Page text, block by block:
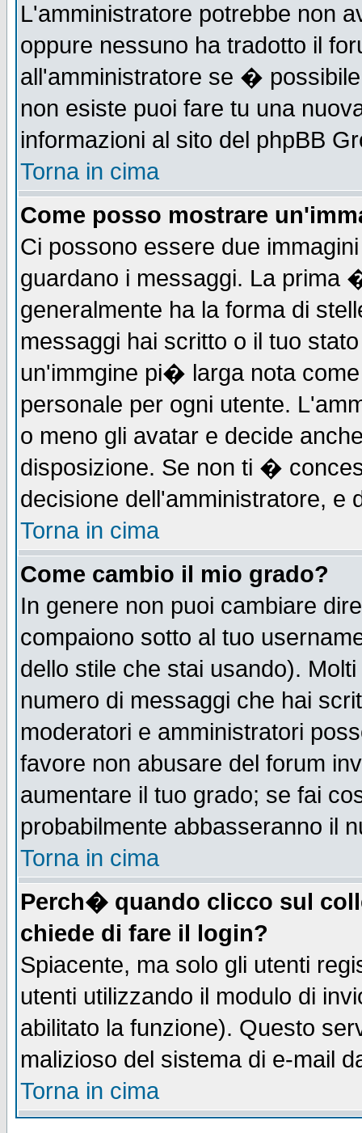
L'amministratore potrebbe non
oppure nessuno ha tradotto il
all'amministratore se �
non esiste puoi fare tu una
informazioni al sito del phpBB
Torna in cima
Come posso mostrare
Ci possono essere due
guardano i messaggi. La prima
generalmente ha la forma di
messaggi hai scritto o il tuo
un'immgine pi� larga nota
personale per ogni utente.
o meno gli avatar e decide
disposizione. Se non ti �
decisione dell'amministratore, e
Torna in cima
Come cambio il mio grado?
In genere non puoi cambiare
compaiono sotto al tuo
dello stile che stai usando).
numero di messaggi che hai
moderatori e amministratori
favore non abusare del forum
aumentare il tuo grado; se fai
probabilmente abbasseranno il
Torna in cima
Perch� quando clicco sul
chiede di fare il login?
Spiacente, ma solo gli utenti
utenti utilizzando il modulo di
abilitato la funzione). Questo
malizioso del sistema di e-mail
Torna in cima